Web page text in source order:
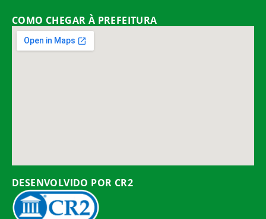
COMO CHEGAR À PREFEITURA
DESENVOLVIDO POR CR2